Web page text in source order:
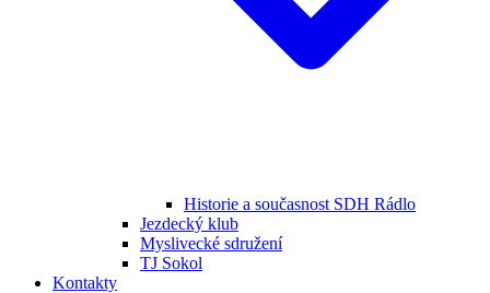
Historie a současnost SDH Rádlo
Jezdecký klub
Myslivecké sdružení
TJ Sokol
Kontakty